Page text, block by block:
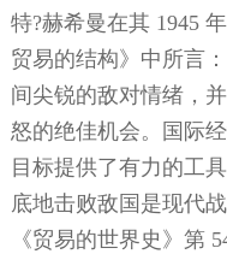
特?赫希曼在其1945
贸易的结构》中所言
间尖锐的敌对情绪，
怒的绝佳机会。国际
目标提供了有力的工
底地击败敌国是现代
《贸易的世界史》第